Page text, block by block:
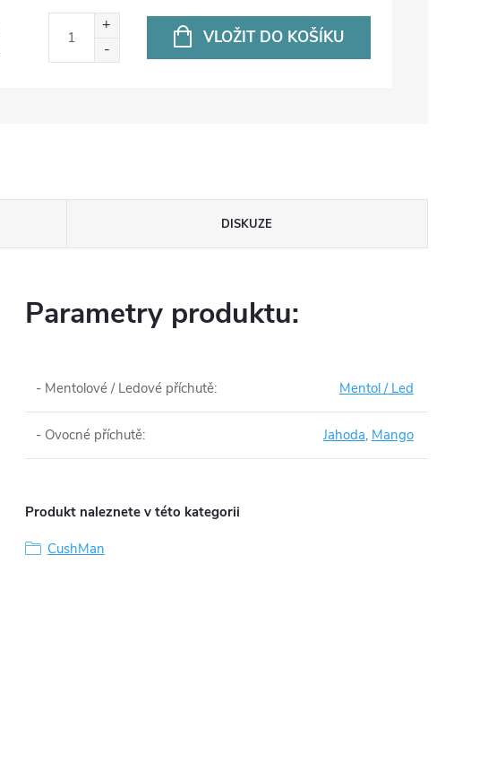
VLOŽIT DO KOŠÍKU
DISKUZE
Parametry produktu:
- Mentolové / Ledové příchutě: Mentol / Led
- Ovocné příchutě: Jahoda, Mango
Produkt naleznete v této kategorii
CushMan